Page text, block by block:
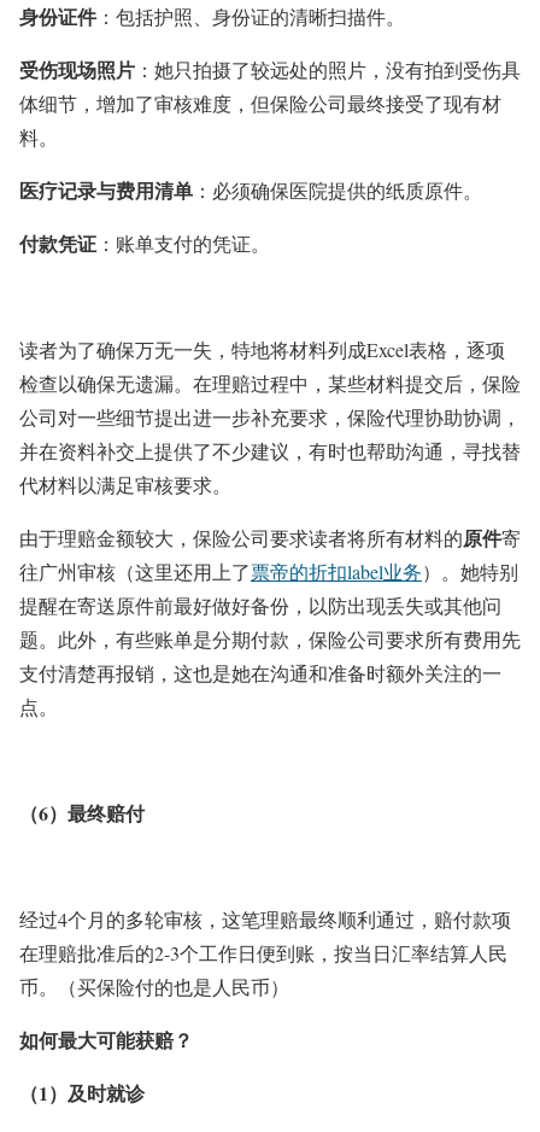
身份证件：包括护照、身份证的清晰扫描件。
受伤现场照片 ：她只拍摄了较远处的照片，没有拍到受伤具
体细节，增加了审核难度，但保险公司最终接受了现有材
料。
医疗记录与费用清单 ：必须确保医院提供的纸质原件。
付款凭证 ：账单支付的凭证。
读者为了确保万无一失，特地将材料列成Excel表格，逐项
检查以确保无遗漏。在理赔过程中，某些材料提交后，保险
公司对一些细节提出进一步补充要求，保险代理协助协调，
并在资料补交上提供了不少建议，有时也帮助沟通，寻找替
代材料以满足审核要求。
由于理赔金额较大，保险公司要求读者将所有材料的原件寄
往广州审核（这里还用上了票帝的折扣label业务）。她特别
提醒在寄送原件前最好做好备份，以防出现丢失或其他问
题。此外，有些账单是分期付款，保险公司要求所有费用先
支付清楚再报销，这也是她在沟通和准备时额外关注的一
点。
（6）最终赔付
经过4个月的多轮审核，这笔理赔最终顺利通过，赔付款项
在理赔批准后的2-3个工作日便到账，按当日汇率结算人民
币。（买保险付的也是人民币）
如何最大可能获赔？
（1）及时就诊